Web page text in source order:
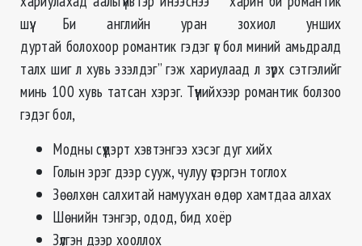
шүү. Би английн уран зохиол унших
дуртай болохоор романтик гэдэг үг бол миний амьдралд
талх шиг л хувь эзэлдэг” гэж хариулаад л зүрх сэтгэлийг
минь 100 хувь татсан хэрэг. Түүнийхээр романтик болзоо
гэдэг бол,
Модны сүүдэрт хэвтэнгээ хэсэг дуг хийх
Голын эрэг дээр сууж, чулуу үсэргэн тоглох
Зөөлхөн салхитай намуухан өдөр хамтдаа алхах
Шөнийн тэнгэр, одод, бид хоёр
Зүлгэн дээр хооллох